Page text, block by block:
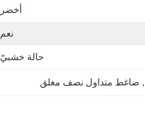
أخضر
نعم
حالة خشبيّ
, ضاغط متداول نصف مغلق